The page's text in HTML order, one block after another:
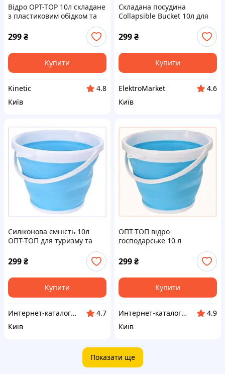
Відро OPT-TOP 10л складане
з пластиковим обідком та
299₴
Купити
Kinetic
4.8
Київ
Складана посудина
Collapsible Bucket 10л для
299₴
Купити
ElektroMarket
4.6
Київ
Силіконова ємність 10л
ОПТ-ТОП для туризму та
299₴
Купити
Интернет-каталог скидок "Гривна Маркет"
4.7
Київ
ОПТ-ТОП відро
господарське 10 л
компактне для прибирання,
85AH8E0203
299₴
Купити
Инт​е​​рн​ет-кат​алог ск​​идок "KIEVSALES.COM"
4.9
Київ
Показати ще